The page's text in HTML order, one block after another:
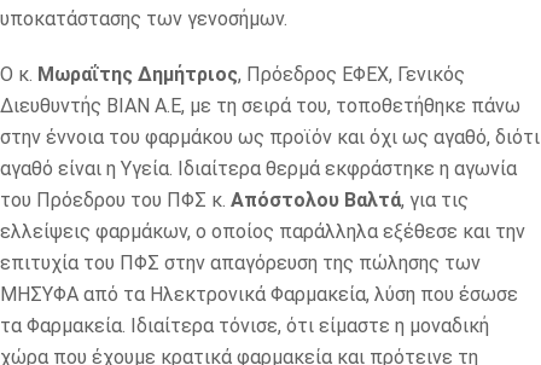
υποκατάστασης των γενοσήμων.
Ο κ. Μωραΐτης Δημήτριος, Πρόεδρος ΕΦΕΧ, Γενικός
Διευθυντής ΒΙΑΝ Α.Ε, με τη σειρά του, τοποθετήθηκε πάνω
στην έννοια του φαρμάκου ως προϊόν και όχι ως αγαθό, διότι
αγαθό είναι η Υγεία. Ιδιαίτερα θερμά εκφράστηκε η αγωνία
του Πρόεδρου του ΠΦΣ κ. Απόστολου Βαλτά, για τις
ελλείψεις φαρμάκων, ο οποίος παράλληλα εξέθεσε και την
επιτυχία του ΠΦΣ στην απαγόρευση της πώλησης των
ΜΗΣΥΦΑ από τα Ηλεκτρονικά Φαρμακεία, λύση που έσωσε
τα Φαρμακεία. Ιδιαίτερα τόνισε, ότι είμαστε η μοναδική
χώρα που έχουμε κρατικά φαρμακεία και πρότεινε τη